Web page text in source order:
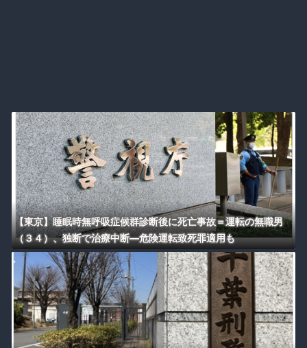
【東京】睡眠時無呼吸症候群診断後に死亡事故＝運転の無職男
（３４）、独断で治療中断―危険運転致死罪適用も